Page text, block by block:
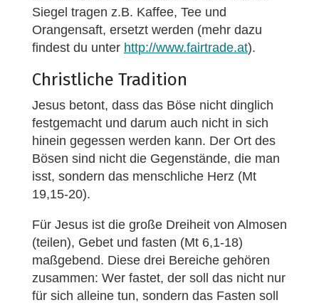
Siegel tragen z.B. Kaffee, Tee und
Orangensaft, ersetzt werden (mehr dazu
findest du unter http://www.fairtrade.at).
Christliche Tradition
Jesus betont, dass das Böse nicht dinglich
festgemacht und darum auch nicht in sich
hinein gegessen werden kann. Der Ort des
Bösen sind nicht die Gegenstände, die man
isst, sondern das menschliche Herz (Mt
19,15-20).
Für Jesus ist die große Dreiheit von Almosen
(teilen), Gebet und fasten (Mt 6,1-18)
maßgebend. Diese drei Bereiche gehören
zusammen: Wer fastet, der soll das nicht nur
für sich alleine tun, sondern das Fasten soll